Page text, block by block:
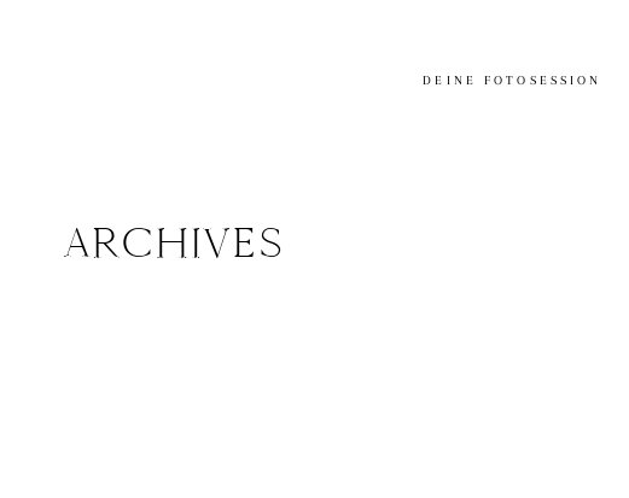
DEINE FOTOSESSION
ARCHIVES